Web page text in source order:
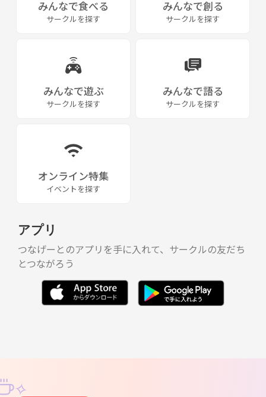
みんなで食べる
サークルを探す
みんなで創る
サークルを探す
みんなで遊ぶ
サークルを探す
みんなで語る
サークルを探す
オンライン特集
イベントを探す
アプリ
つなげーとのアプリを手に入れて、サークルの友だち
とつながろう
✧